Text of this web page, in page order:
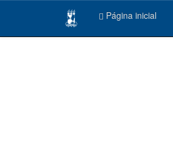
Página inicial